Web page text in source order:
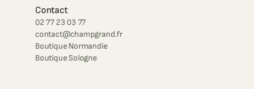
Contact
02 77 23 03 77
contact@champgrand.fr
Boutique Normandie
Boutique Sologne